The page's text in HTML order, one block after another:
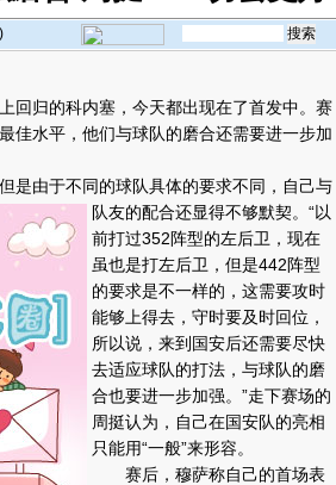
)
归的科内塞，今天都出现在了首发中。赛
佳水平，他们与球队的磨合还需要进一步加
由于不同的球队具体的要求不同，自己与
队友的配合还显得不够默契。 “以
前打过352阵型的左后卫，现在
虽也是打左后卫，但是442阵型
的要求是不一样的，这需要攻时
能够上得去，守时要及时回位，
所以说，来到国安后还需要尽快
去适应球队的打法，与球队的磨
合也要进一步加强。”走下赛场的
周挺认为，自己在国安队的亮相
只能用“一般”来形容。
赛后，穆萨称自己的首场表